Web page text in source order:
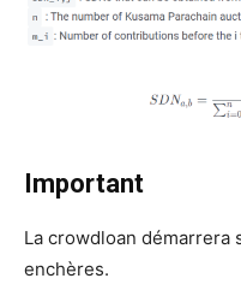
Important
La crowdloan démarrera
enchères.